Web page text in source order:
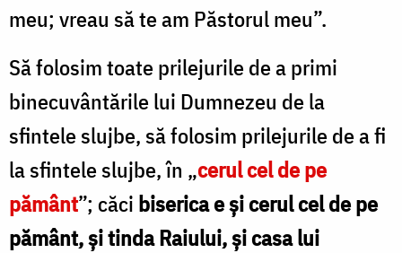
meu; vreau să te am Păstorul meu”.
Să folosim toate prilejurile de a primi
binecuvântările lui Dumnezeu de la
sfintele slujbe, să folosim prilejurile de a fi
la sfintele slujbe, în „cerul cel de pe
pământ”; căci biserica e şi cerul cel de pe
pământ, şi tinda Raiului, şi casa lui